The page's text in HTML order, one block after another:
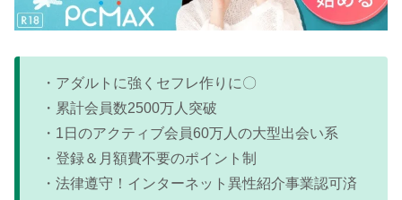
・アダルトに強くセフレ作りに〇
・累計会員数2500万人突破
・1日のアクティブ会員60万人の大型出会い系
・登録＆月額費不要のポイント制
・法律遵守！インターネット異性紹介事業認可済